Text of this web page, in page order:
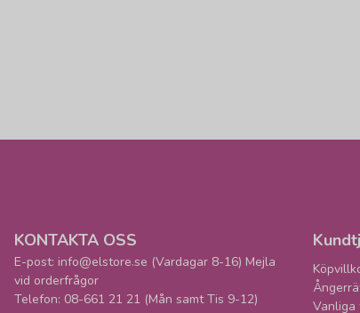
KONTAKTA OSS
E-post: info@elstore.se (Vardagar 8-16) Mejla
vid orderfrågor
Telefon: 08-661 21 21 (Mån samt Tis 9-12)
Vanliga